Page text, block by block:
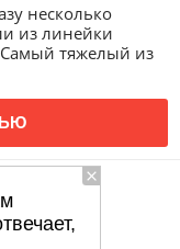
несколько
из линейки
тяжелый из